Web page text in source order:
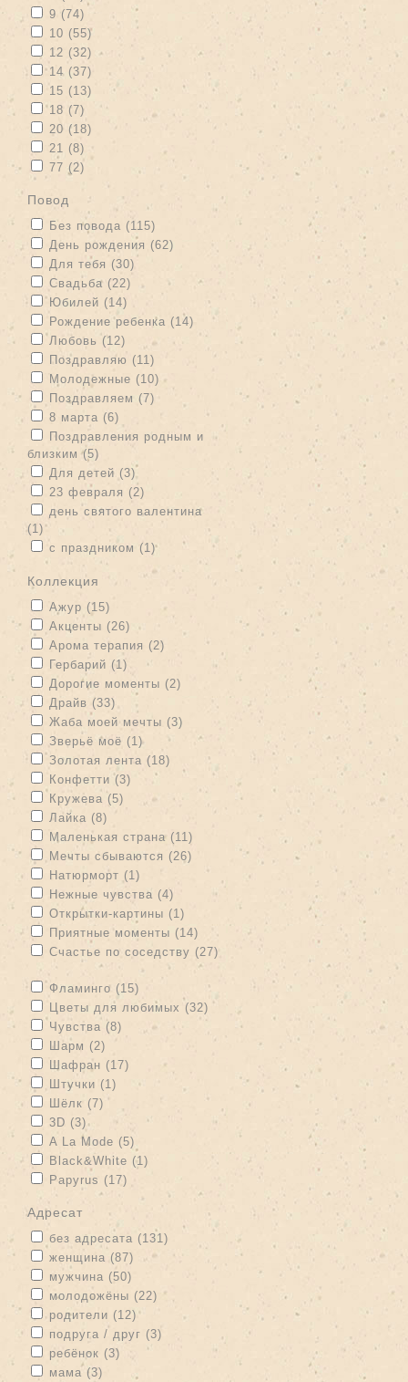
Apply 9 filter
9 (74) Apply 9 filter
Apply 10 filter
10 (55)Apply 10 filter
Apply 12 filter
12 (32) Apply 12 filter
Apply 14 filter
14 (37)
Apply 15 filter
15 (13) Apply 15 filter
Apply 18 filter
18 (7) Apply 18 filter
Apply 20 filter
20 (18) Apply 20 filter
Apply 21 filter
21 (8)
Apply 77 filter
77 (2)
повод
Apply Без повода filter
Без повода (115) Apply Без повода filter
Apply День рождения filter
День рождения (62) Apply День рождения filter
Apply Для тебя filter
Для тебя (30)
Apply Свадьба filter
Свадьба (22) Apply Свадьба filter
Apply Юбилей filter
Юбилей (14) Apply Юбилей filter
Apply Рождение ребенка filter
Рождение ребенка (14) Apply Рождение ребенка filter
Apply Любовь filter
Любовь (12) Apply Любовь filter
Apply Поздравляю filter
Поздравляю (11) Apply Поздравляю filter
Apply Молодежные filter
Молодежные (10) Apply Молодежные filter
Apply Поздравляем filter
Поздравляем (7) Apply Поздравляем filter
Apply 8 марта filter
8 марта (6) Apply 8 марта filter
Apply Поздравления родным и близким filter
Поздравления родным и
близким (5) Apply Поздравления родным и близким filter
Apply Для детей filter
Для детей (3)Apply Для детей filter
Apply 23 февраля filter
23 февраля (2)
Apply день святого валентина filter
день святого валентина
(1) Apply день святого валентина filter
Apply с праздником filter
с праздником (1)Apply с праздником filter
Коллекция
Apply Ажур filter
Ажур (15)
Apply Акценты filter
Акценты (26) Apply Акценты filter
Apply Арома терапия filter
Арома терапия (2) Apply Арома терапия filter
Apply Гербарий filter
Гербарий (1) Apply Гербарий filter
Apply Дорогие моменты filter
Дорогие моменты (2) Apply Дорогие моменты filter
Apply Драйв filter
Драйв (33)
Apply Жаба моей мечты filter
Жаба моей мечты (3) Apply Жаба моей мечты filter
Apply Зверьё моё filter
Зверьё моё (1)Apply Зверьё моё filter
Apply Золотая лента filter
Золотая лента (18) Apply Золотая лента filter
Apply Конфетти filter
Конфетти (3) Apply Конфетти filter
Apply Кружева filter
Кружева (5) Apply Кружева filter
Apply Лайка filter
Лайка (8) Apply Лайка filter
Apply Маленькая страна filter
Маленькая страна (11) Apply Маленькая страна filter
Apply Мечты сбываются filter
Мечты сбываются (26) Apply Мечты сбываются filter
Apply Натюрморт filter
Натюрморт (1) Apply Натюрморт filter
Apply Нежные чувства filter
Нежные чувства (4) Apply Нежные чувства filter
Apply Открытки-картины filter
Открытки-картины (1) Apply Открытки-картины filter
Apply Приятные моменты filter
Приятные моменты (14) Apply Приятные моменты filter
Apply Счастье по соседству filter
Счастье по соседству (27)
Apply Счастье по соседству filter
Apply Фламинго filter
Фламинго (15) Apply Фламинго filter
Apply Цветы для любимых filter
Цветы для любимых (32) Apply Цветы для любимых
Apply Чувства filter
Чувства (8) Apply Чувства filter
Apply Шарм filter
Шарм (2)
Apply Шафран filter
Шафран (17) Apply Шафран filter
Apply Штучки filter
Штучки (1) Apply Штучки filter
Apply Шёлк filter
Шёлк (7) Apply Шёлк filter
Apply 3D filter
3D (3) Apply 3D filter
Apply A La Mode filter
A La Mode (5) Apply A La Mode filter
Apply Black&White filter
Black&White (1) Apply Black&White filter
Apply Papyrus filter
Papyrus (17)
адресат
Apply без адресата filter
без адресата (131) Apply без адресата filter
Apply женщина filter
женщина (87) Apply женщина filter
Apply мужчина filter
мужчина (50)
Apply молодожёны filter
молодожёны (22) Apply молодожёны filter
Apply родители filter
родители (12) Apply родители filter
Apply подруга / друг filter
подруга / друг (3) Apply подруга / друг filter
Apply ребёнок filter
ребёнок (3) Apply ребёнок filter
Apply мама filter
мама (3)